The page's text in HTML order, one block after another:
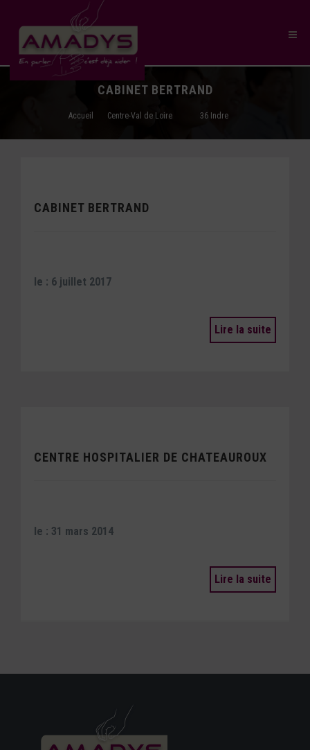
CABINET BERTRAND
Accueil Centre-Val de Loire 36 Indre
CABINET BERTRAND
le : 6 juillet 2017
Lire la suite
CENTRE HOSPITALIER DE CHATEAUROUX
le : 31 mars 2014
Lire la suite